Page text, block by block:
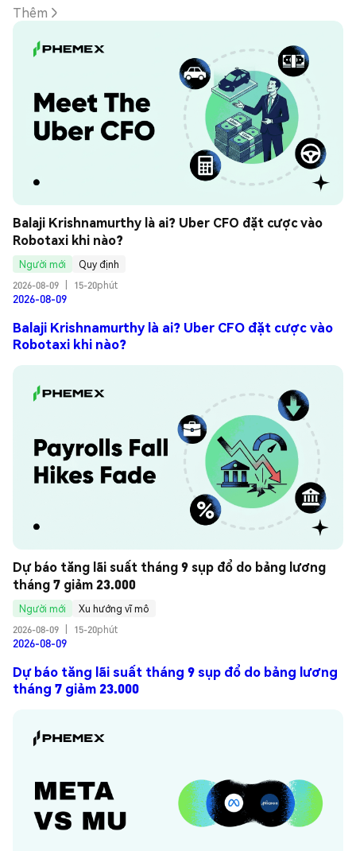
Thêm
Balaji Krishnamurthy là ai? Uber CFO đặt cược vào
Robotaxi khi nào?
Người mới
Quy định
2026-08-09
15-20phút
2026-08-09
Balaji Krishnamurthy là ai? Uber CFO đặt cược vào
Robotaxi khi nào?
Dự báo tăng lãi suất tháng 9 sụp đổ do bảng lương
tháng 7 giảm 23.000
Người mới
Xu hướng vĩ mô
2026-08-09
15-20phút
2026-08-09
Dự báo tăng lãi suất tháng 9 sụp đổ do bảng lương
tháng 7 giảm 23.000